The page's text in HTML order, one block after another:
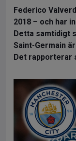
Federico
2018 – och har
Detta samtidigt
Saint-Germain
Det rapporterar